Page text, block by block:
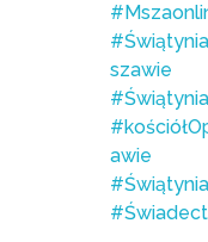
szawie
awie